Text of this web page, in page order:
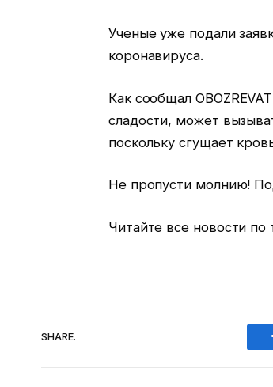
Ученые уже подали
коронавируса.
Как сообщал
сладости, может
поскольку сгущает
Не пропусти молнию!
Читайте все новости по
SHARE.